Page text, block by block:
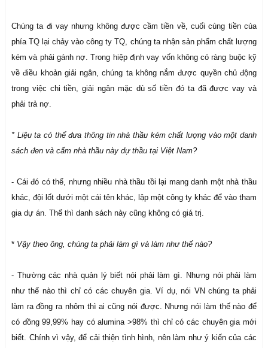
Chúng ta đi vay nhưng không được cầm tiền về, cuối cùng tiền của
phía TQ lại chảy vào công ty TQ, chúng ta nhận sản phẩm chất lượng
kém và phải gánh nợ. Trong hiệp định vay vốn không có ràng buộc kỹ
về điều khoản giải ngân, chúng ta không nắm được quyền chủ động
trong việc chi tiền, giải ngân mặc dù số tiền đó ta đã được vay và
phải trả nợ.
* Liệu ta có thể đưa thông tin nhà thầu kém chất lượng vào một danh
sách đen và cấm nhà thầu này dự thầu tại Việt Nam?
- Cái đó có thể, nhưng nhiều nhà thầu tồi lại mang danh một nhà thầu
khác, đội lốt dưới một cái tên khác, lập một công ty khác để vào tham
gia dự án. Thế thì danh sách này cũng không có giá trị.
* Vậy theo ông, chúng ta phải làm gì và làm như thế nào?
- Thường các nhà quản lý biết nói phải làm gì. Nhưng nói phải làm
như thế nào thì chỉ có các chuyên gia. Ví dụ, nói VN chúng ta phải
làm ra đồng ra nhôm thì ai cũng nói được. Nhưng nói làm thế nào để
có đồng 99,99% hay có alumina >98% thì chỉ có các chuyên gia mới
biết. Chính vì vậy, để cải thiện tình hình, nên làm như ý kiến của các